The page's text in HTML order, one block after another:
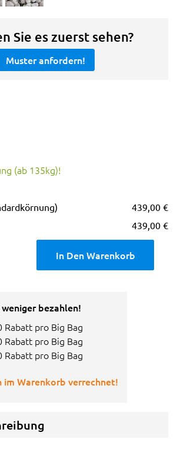
Sie es zuerst sehen?
Muster anfordern!
(ab 135kg)!
439,00 €
439,00 €
In Den Warenkorb
bezahlen!
Rabatt pro Big Bag
Rabatt pro Big Bag
Rabatt pro Big Bag
im Warenkorb verrechnet!